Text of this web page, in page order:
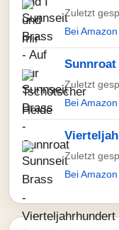
Zuletzt
Bei
Sunnroat
Zuletzt
Bei
Zuletzt
Bei